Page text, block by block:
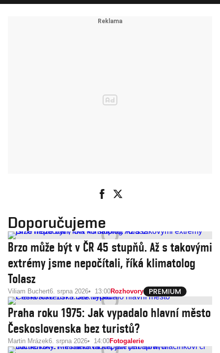
Doporučujeme
Brzo může být v ČR 45 stupňů. Až s takovými
extrémy jsme nepočítali, říká klimatolog
Tolasz
Viliam Buchert6. srpna 2026 13:00Rozhovory
Praha roku 1975: Jak vypadalo hlavní město
Československa bez turistů?
Martin Mrázek6. srpna 2026 14:00Fotogalerie